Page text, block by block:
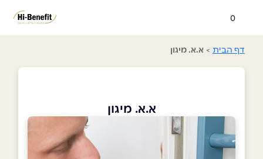
0
דף הבית > א.א. מיגון
א.א. מיגון